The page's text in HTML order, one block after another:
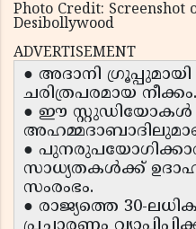
Photo Credit: Screenshot
Desibollywood
ADVERTISEMENT
● അദാനി
ചരിത്രപരമായ നീക്കം.
● ഈ
●
സാധ്യതകൾക്ക്
സംരംഭം.
● രാജ്യത്തെ 30-